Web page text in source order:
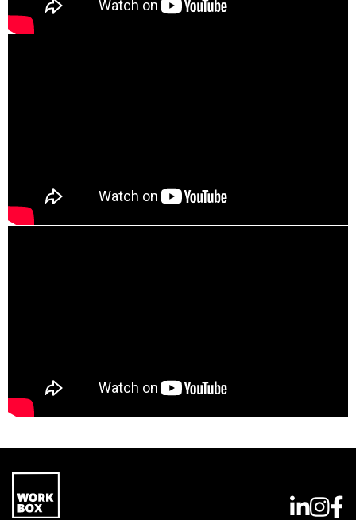
